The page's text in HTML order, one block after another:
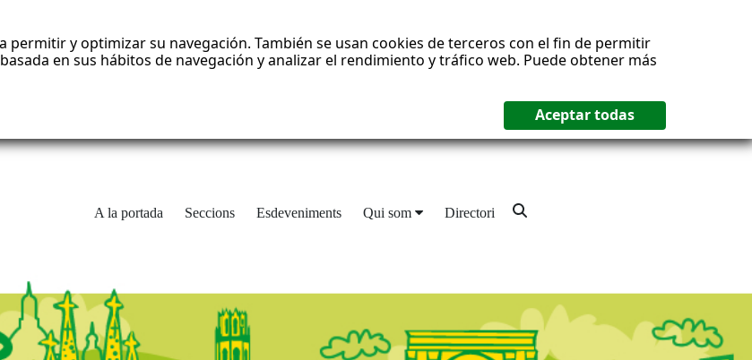
permitir y optimizar su navegación. También se usan cookies de terceros con el fin de permitir
en sus hábitos de navegación y analizar el rendimiento y tráfico web. Puede obtener más
A la portada Seccions Esdeveniments Qui som Directori